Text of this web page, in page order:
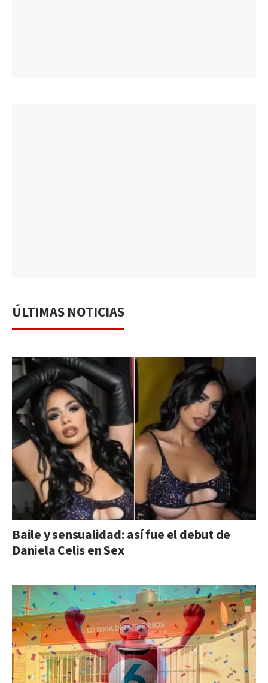
ÚLTIMAS NOTICIAS
Baile y sensualidad: así fue el debut de
Daniela Celis en Sex